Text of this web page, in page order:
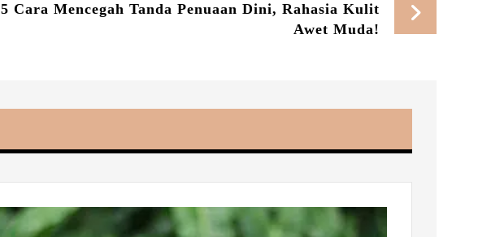
5 Cara Mencegah Tanda Penuaan Dini, Rahasia Kulit
Awet Muda!